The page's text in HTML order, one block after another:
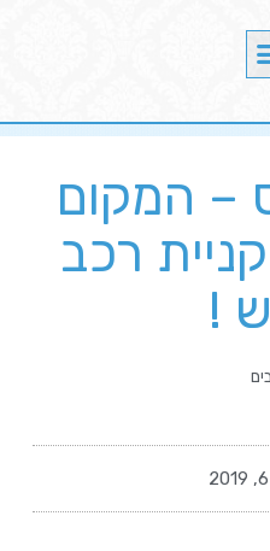
– המקום
רכב
!